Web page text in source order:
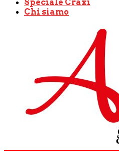
Speciale Craxi
Chi siamo